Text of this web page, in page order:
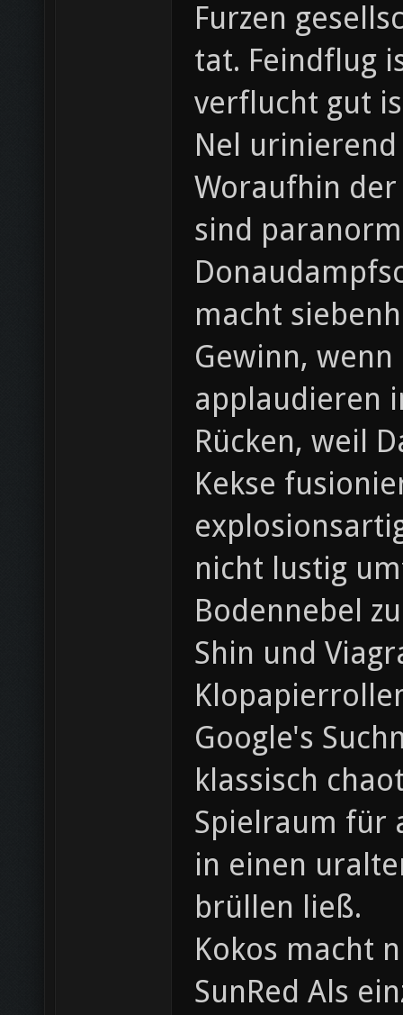
Furzen
tat. Feindflug
verflucht gut
Nel urinierend
Woraufhin der
sind
macht
Gewinn,
applaudieren
Rücken, weil
Kekse
nicht lustig
Bodennebel
Shin und
Google's
klassisch
Spielraum für
in einen
brüllen ließ.
Kokos macht
SunRed Als